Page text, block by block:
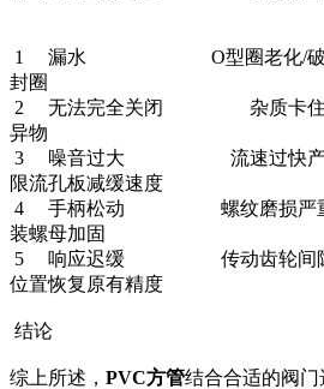
1 漏水 O型圈老化/破
封圈
2 无法完全关闭 杂质卡
异物
3 噪音过大 流速过快产
限流孔板减缓速度
4 手柄松动 螺纹磨损
装螺母加固
5 响应迟缓 传动齿轮间
位置恢复原有精度
结论
综上所述， PVC方管结合合适的阀